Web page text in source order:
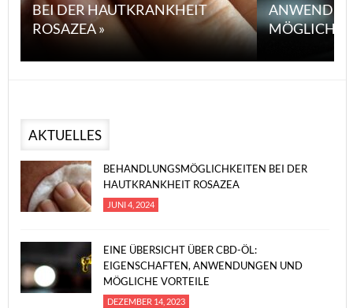
BEI DER HAUTKRANKHEIT
ROSAZEA »
MÖGLICHE
AKTUELLES
BEHANDLUNGSMÖGLICHKEITEN BEI DER
HAUTKRANKHEIT ROSAZEA
JUNI 4, 2024
EINE ÜBERSICHT ÜBER CBD-ÖL:
EIGENSCHAFTEN, ANWENDUNGEN UND
MÖGLICHE VORTEILE
DEZEMBER 14, 2023